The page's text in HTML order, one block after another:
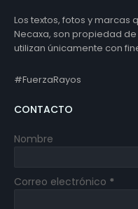
Los textos, fotos y marcas
Necaxa, son propiedad
utilizan únicamente con
#FuerzaRayos
CONTACTO
Nombre
Correo electrónico *